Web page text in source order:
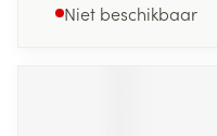
Niet beschikbaar